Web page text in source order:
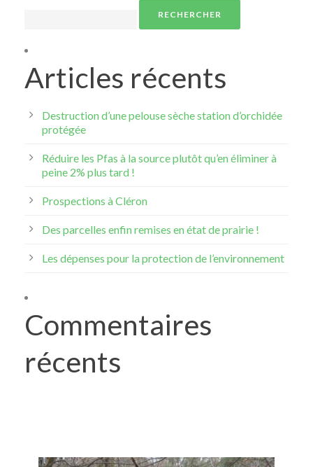
Articles récents
Destruction d’une pelouse sèche station d’orchidée
protégée
Réduire les Pfas à la source plutôt qu’en éliminer à
peine 2% plus tard !
Prospections à Cléron
Des parcelles enfin remises en état de prairie !
Les dépenses pour la protection de l’environnement
Commentaires
récents